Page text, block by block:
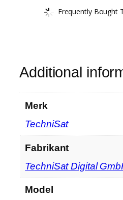
Frequently Bought
Additional
Merk
‎TechniSat
Fabrikant
‎TechniSat Digital
Model